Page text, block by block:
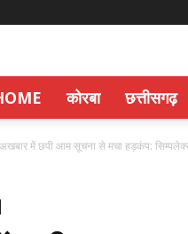
कोरबा छत्तीसगढ़
अखबार में छपी आम सूचना से मचा हड़कंप: